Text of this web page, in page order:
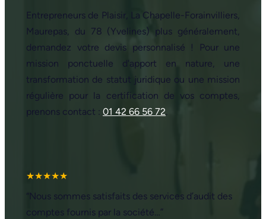
Entrepreneurs de Plaisir, La Chapelle-Forainvilliers,
Maurepas, du 78 (Yvelines) plus généralement,
demandez votre devis personnalisé ! Pour une
mission ponctuelle d'apport en nature, une
transformation de statut juridique ou une mission
régulière pour la certification de vos comptes,
prenons contact : 01 42 66 56 72.
★★★★★
“Nous sommes satisfaits des services d’audit des
comptes fournis par la société…”